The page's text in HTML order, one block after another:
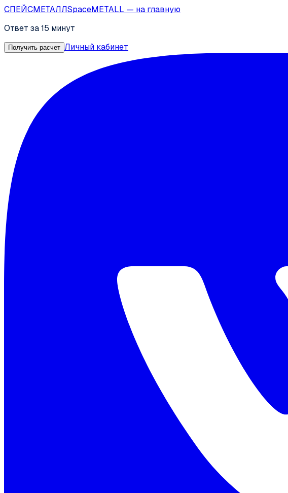
СПЕЙСМЕТАЛЛSpaceMETALL — на главную
Ответ за 15 минут
Получить расчет Личный кабинет